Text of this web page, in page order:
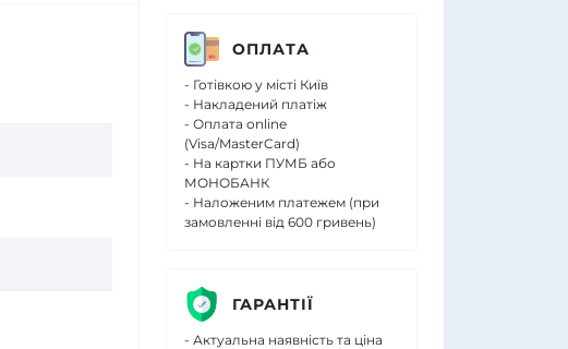
ОПЛАТА
- Готівкою у місті Київ
- Накладений платіж
- Оплата online
(Visa/MasterCard)
- На картки ПУМБ або
МОНОБАНК
- Наложеним платежем (при
замовленні від 600 гривень)
ГАРАНТІЇ
- Актуальна наявність та ціна